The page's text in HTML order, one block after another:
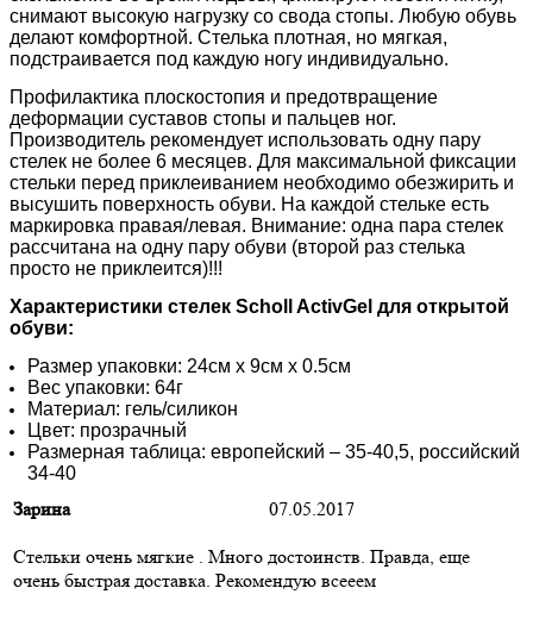
снимают высокую нагрузку со свода стопы. Любую обувь
делают комфортной. Стелька плотная, но мягкая,
подстраивается под каждую ногу индивидуально.
Профилактика плоскостопия и предотвращение
деформации суставов стопы и пальцев ног.
Производитель рекомендует использовать одну пару
стелек не более 6 месяцев. Для максимальной фиксации
стельки перед приклеиванием необходимо обезжирить и
высушить поверхность обуви. На каждой стельке есть
маркировка правая/левая. Внимание: одна пара стелек
рассчитана на одну пару обуви (второй раз стелька
просто не приклеится)!!!
Характеристики стелек Scholl ActivGel для открытой
обуви:
Размер упаковки: 24см x 9см x 0.5см
Вес упаковки: 64г
Материал: гель/силикон
Цвет: прозрачный
Размерная таблица: европейский – 35-40,5, российский
34-40
Зарина 07.05.2017
Стельки очень мягкие . Много достоинств. Правда, еще
очень быстрая доставка. Рекомендую всееем